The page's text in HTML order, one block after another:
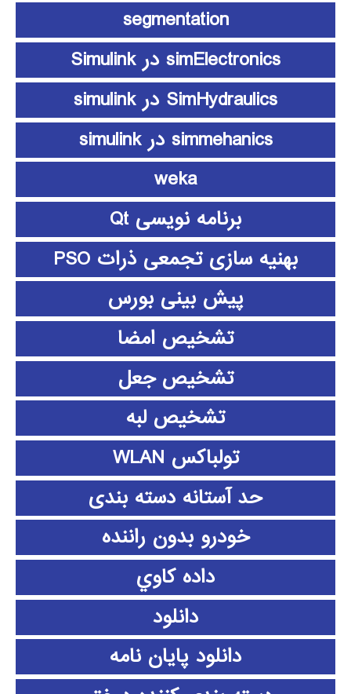
segmentation
simElectronics در Simulink
SimHydraulics در simulink
simmehanics در simulink
weka
برنامه نویسی Qt
بهنیه سازی تجمعی ذرات PSO
پیش بینی بورس
تشخیص امضا
تشخیص جعل
تشخیص لبه
تولباکس WLAN
حد آستانه دسته بندی
خودرو بدون راننده
داده كاوي
دانلود
دانلود پايان نامه